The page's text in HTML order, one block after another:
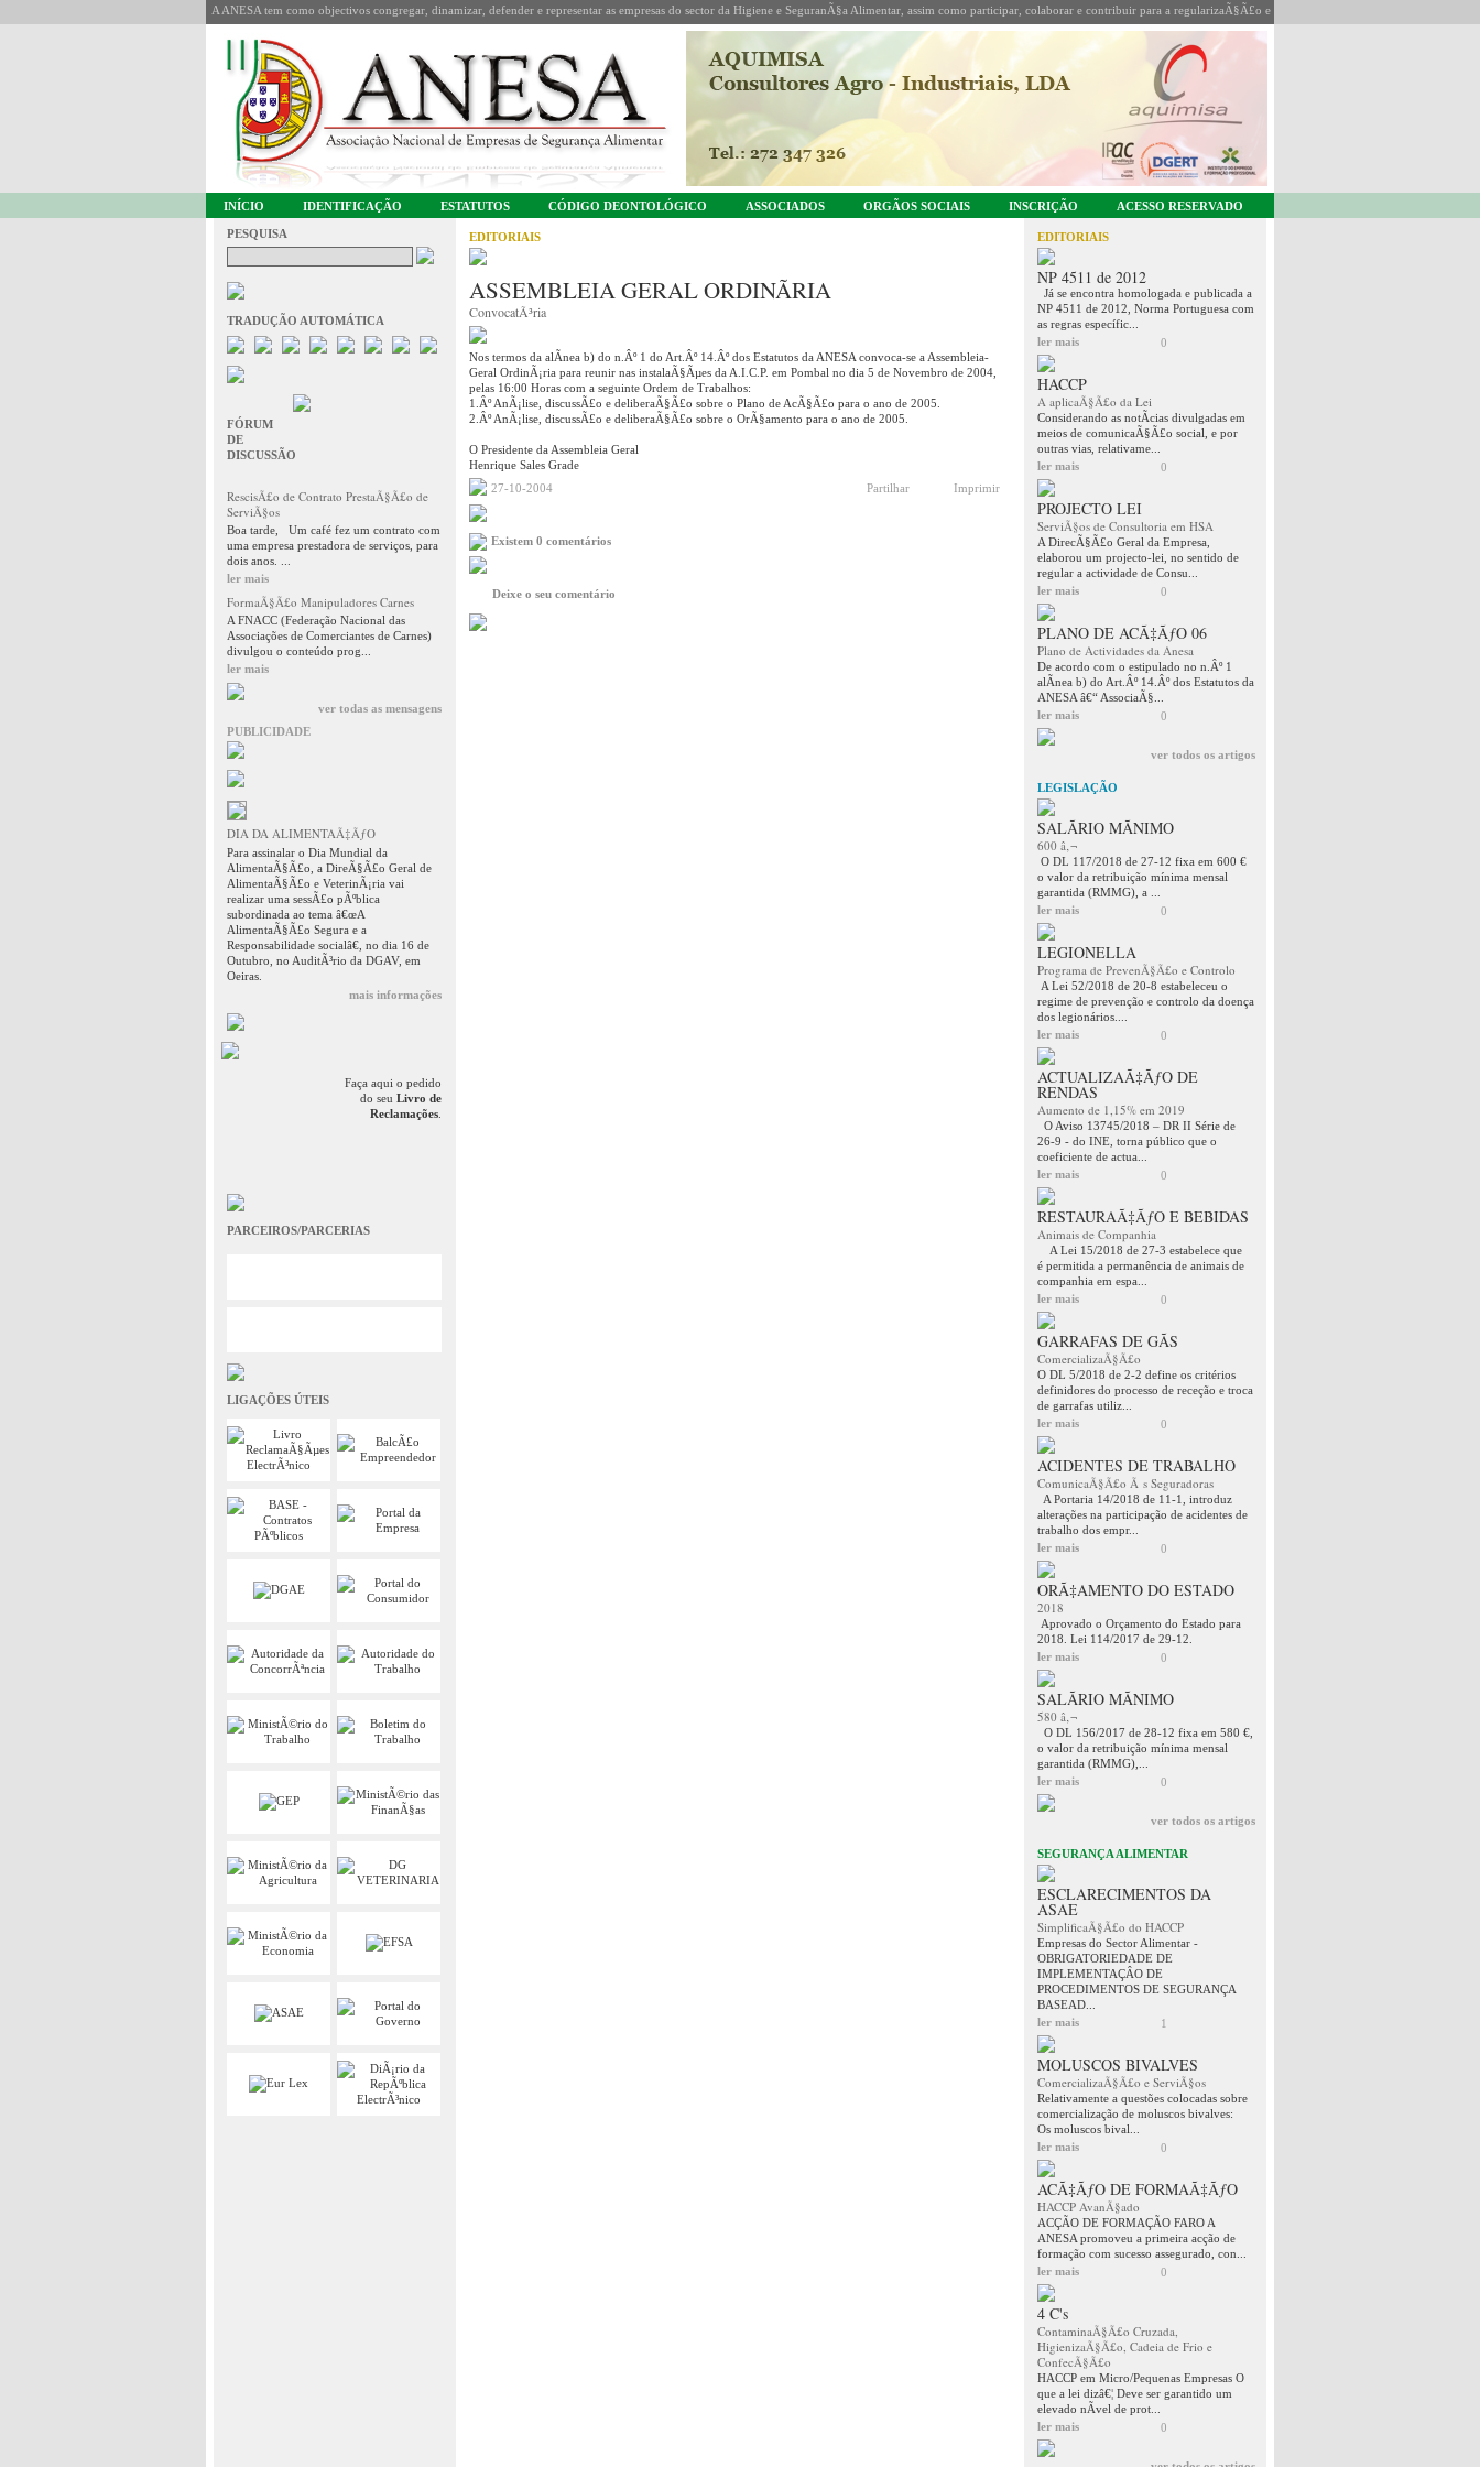
A ANESA tem como objectivos congregar, dinamizar, defender e representar as empresas do sector da Higiene e SeguranÃ§a Alimentar, assim como participar, colaborar e contribuir para a regularizaÃ§Ã£o e coordenaÃ§Ã£o da sua actividade.
INÍCIO IDENTIFICAÇÃO ESTATUTOS CÓDIGO DEONTOLÓGICO ASSOCIADOS ORGÃOS SOCIAIS INSCRIÇÃO ACESSO RESERVADO
PESQUISA
TRADUÇÃO AUTOMÁTICA
FÓRUM
DE
DISCUSSÃO
RescisÃ£o de Contrato PrestaÃ§Ã£o de
ServiÃ§os
Boa tarde, Um café fez um contrato com
uma empresa prestadora de serviços, para
dois anos. ...
ler mais
FormaÃ§Ã£o Manipuladores Carnes
A FNACC (Federação Nacional das
Associações de Comerciantes de Carnes)
divulgou o conteúdo prog...
ler mais
ver todas as mensagens
PUBLICIDADE
DIA DA ALIMENTAÃ‡ÃƒO
Para assinalar o Dia Mundial da
AlimentaÃ§Ã£o, a DireÃ§Ã£o Geral de
AlimentaÃ§Ã£o e VeterinÃ¡ria vai
realizar uma sessÃ£o pÃºblica
subordinada ao tema â€œA
AlimentaÃ§Ã£o Segura e a
Responsabilidade socialâ€, no dia 16 de
Outubro, no AuditÃ³rio da DGAV, em
Oeiras.
mais informações
Faça aqui o pedido
do seu Livro de
Reclamações
PARCEIROS/PARCERIAS
LIGAÇÕES ÚTEIS
EDITORIAIS
ASSEMBLEIA GERAL ORDINÃRIA
ConvocatÃ³ria
Nos termos da alÃ­nea b) do n.Âº 1 do Art.Âº 14.Âº dos Estatutos da ANESA convoca-se a Assembleia-
Geral OrdinÃ¡ria para reunir nas instalaÃ§Ãµes da A.I.C.P. em Pombal no dia 5 de Novembro de 2004,
pelas 16:00 Horas com a seguinte Ordem de Trabalhos:
1.Âº AnÃ¡lise, discussÃ£o e deliberaÃ§Ã£o sobre o Plano de AcÃ§Ã£o para o ano de 2005.
2.Âº AnÃ¡lise, discussÃ£o e deliberaÃ§Ã£o sobre o OrÃ§amento para o ano de 2005.
O Presidente da Assembleia Geral
Henrique Sales Grade
27-10-2004
Partilhar Imprimir
Existem 0 comentários
Deixe o seu comentário
EDITORIAIS
NP 4511 de 2012
Já se encontra homologada e publicada a
NP 4511 de 2012, Norma Portuguesa com
as regras específic...
ler mais
0
HACCP
A aplicaÃ§Ã£o da Lei
Considerando as notÃ­cias divulgadas em
meios de comunicaÃ§Ã£o social, e por
outras vias, relativame...
ler mais
0
PROJECTO LEI
ServiÃ§os de Consultoria em HSA
A DirecÃ§Ã£o Geral da Empresa,
elaborou um projecto-lei, no sentido de
regular a actividade de Consu...
ler mais
0
PLANO DE ACÃ‡ÃƒO 06
Plano de Actividades da Anesa
De acordo com o estipulado no n.Âº 1
alÃ­nea b) do Art.Âº 14.Âº dos Estatutos da
ANESA â€“ AssociaÃ§...
ler mais
0
ver todos os artigos
LEGISLAÇÃO
SALÃRIO MÃNIMO
600 â‚¬
O DL 117/2018 de 27-12 fixa em 600 €
o valor da retribuição mínima mensal
garantida (RMMG), a ...
ler mais
0
LEGIONELLA
Programa de PrevenÃ§Ã£o e Controlo
A Lei 52/2018 de 20-8 estabeleceu o
regime de prevenção e controlo da doença
dos legionários....
ler mais
0
ACTUALIZAÃ‡ÃƒO DE
RENDAS
Aumento de 1,15% em 2019
O Aviso 13745/2018 – DR II Série de
26-9 - do INE, torna público que o
coeficiente de actua...
ler mais
0
RESTAURAÃ‡ÃƒO E BEBIDAS
Animais de Companhia
A Lei 15/2018 de 27-3 estabelece que
é permitida a permanência de animais de
companhia em espa...
ler mais
0
GARRAFAS DE GÃS
ComercializaÃ§Ã£o
O DL 5/2018 de 2-2 define os critérios
definidores do processo de receção e troca
de garrafas utiliz...
ler mais
0
ACIDENTES DE TRABALHO
ComunicaÃ§Ã£o Ã s Seguradoras
A Portaria 14/2018 de 11-1, introduz
alterações na participação de acidentes de
trabalho dos empr...
ler mais
0
ORÃ‡AMENTO DO ESTADO
2018
Aprovado o Orçamento do Estado para
2018. Lei 114/2017 de 29-12.
ler mais
0
SALÃRIO MÃNIMO
580 â‚¬
O DL 156/2017 de 28-12 fixa em 580 €,
o valor da retribuição mínima mensal
garantida (RMMG),...
ler mais
0
ver todos os artigos
SEGURANÇA ALIMENTAR
ESCLARECIMENTOS DA
ASAE
SimplificaÃ§Ã£o do HACCP
Empresas do Sector Alimentar -
OBRIGATORIEDADE DE
IMPLEMENTAÇÂO DE
PROCEDIMENTOS DE SEGURANÇA
BASEAD...
ler mais
1
MOLUSCOS BIVALVES
ComercializaÃ§Ã£o e ServiÃ§os
Relativamente a questões colocadas sobre
comercialização de moluscos bivalves:
Os moluscos bival...
ler mais
0
ACÃ‡ÃƒO DE FORMAÃ‡ÃƒO
HACCP AvanÃ§ado
ACÇÃO DE FORMAÇÃO FARO A
ANESA promoveu a primeira acção de
formação com sucesso assegurado, con...
ler mais
0
4 C's
ContaminaÃ§Ã£o Cruzada,
HigienizaÃ§Ã£o, Cadeia de Frio e
ConfecÃ§Ã£o
HACCP em Micro/Pequenas Empresas O
que a lei dizâ€¦ Deve ser garantido um
elevado nÃ­vel de prot...
ler mais
0